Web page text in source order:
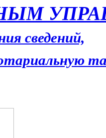
сведений,